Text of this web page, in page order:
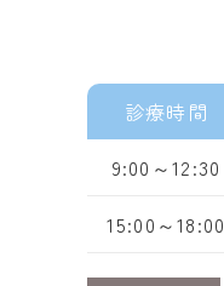
診療時間
9:00～12:30
15:00～18:00